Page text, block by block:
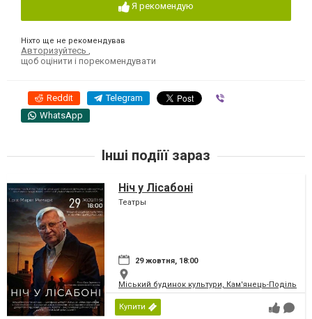
Я рекомендую
Ніхто ще не рекомендував
Авторизуйтесь
щоб оцінити і порекомендувати
Reddit Telegram
WhatsApp
Інші подіїї зараз
Ніч у Лісабоні
Театры
29 жовтня, 18:00
Міський будинок культури, Кам'янець-
Купити